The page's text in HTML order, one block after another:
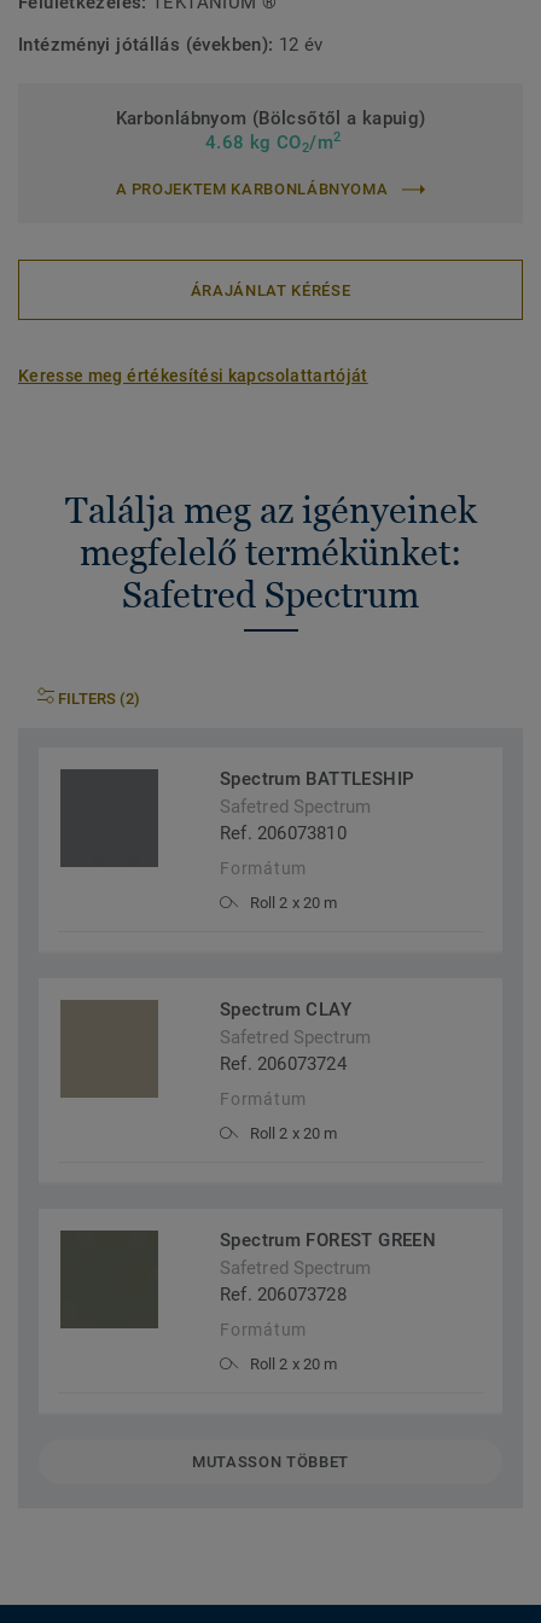
Intézményi jótállás (években): 12 év
Karbonlábnyom (Bölcsőtől a kapuig)
4.68 kg CO2/m2
A PROJEKTEM KARBONLÁBNYOMA
ÁRAJÁNLAT KÉRÉSE
Keresse meg értékesítési kapcsolattartóját
Találja meg az igényeinek
megfelelő termékünket:
Safetred Spectrum
FILTERS (2)
Spectrum BATTLESHIP
Safetred Spectrum
Ref. 206073810
Formátum
Roll 2 x 20 m
Spectrum CLAY
Safetred Spectrum
Ref. 206073724
Formátum
Roll 2 x 20 m
Spectrum FOREST GREEN
Safetred Spectrum
Ref. 206073728
Formátum
Roll 2 x 20 m
MUTASSON TÖBBET